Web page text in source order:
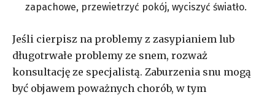
zapachowe, przewietrzyć pokój, wyciszyć światło.
Jeśli cierpisz na problemy z zasypianiem lub
długotrwałe problemy ze snem, rozważ
konsultację ze specjalistą. Zaburzenia snu mogą
być objawem poważnych chorób, w tym